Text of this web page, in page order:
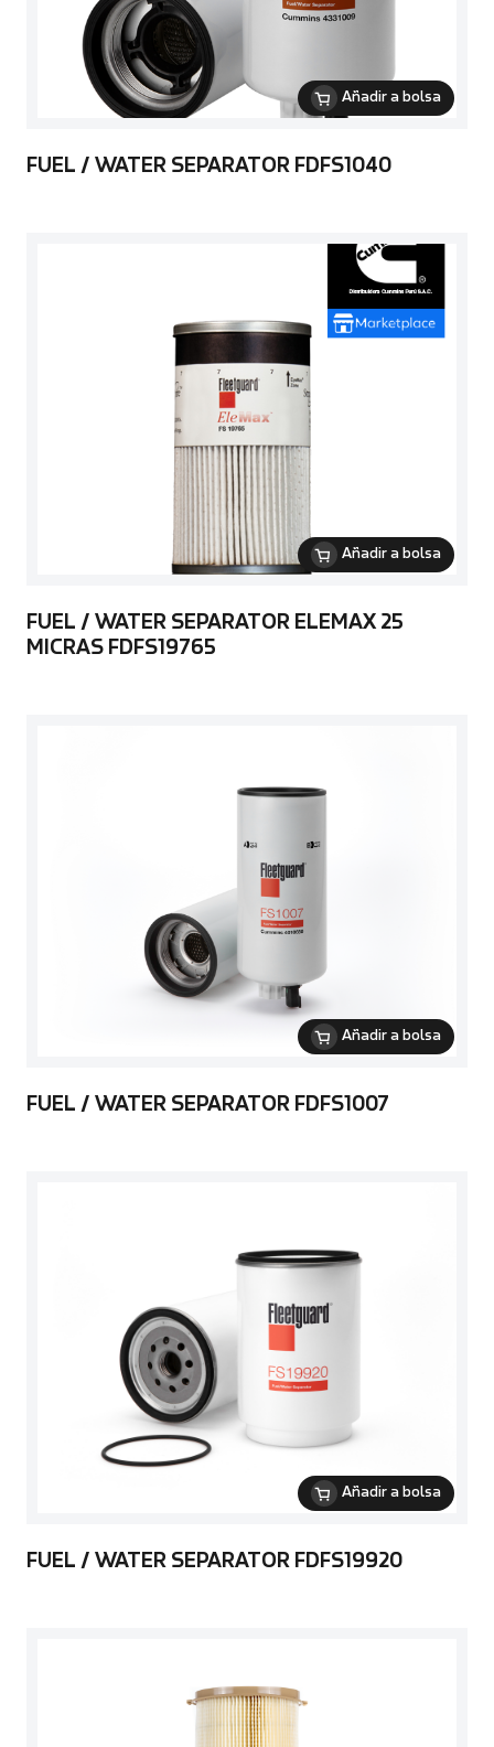
Añadir a bolsa
FUEL / WATER SEPARATOR FDFS1040
Añadir a bolsa
FUEL / WATER SEPARATOR ELEMAX 25
MICRAS FDFS19765
Añadir a bolsa
FUEL / WATER SEPARATOR FDFS1007
Añadir a bolsa
FUEL / WATER SEPARATOR FDFS19920